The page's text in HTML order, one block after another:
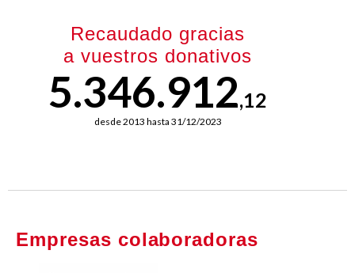
Recaudado gracias
a vuestros donativos
5.346.912,12
desde 2013 hasta 31/12/2023
Empresas colaboradoras